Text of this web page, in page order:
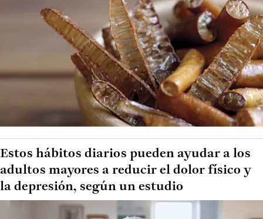
Estos hábitos diarios pueden ayudar a los
adultos mayores a reducir el dolor físico y
la depresión, según un estudio